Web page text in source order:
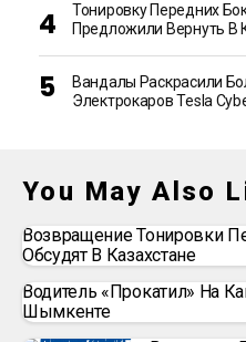
Тонировку Передних
Предложили Вернуть В
Вандалы Раскрасили
Электрокаров Tesla
You May Also
Возвращение Тонировки
Обсудят В Казахстане
Водитель «прокатил» На
Шымкенте